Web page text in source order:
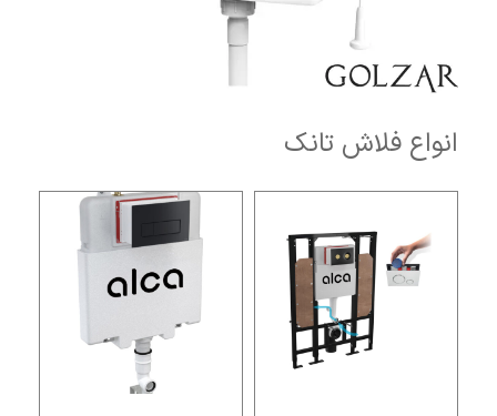
انواع فلاش تانک